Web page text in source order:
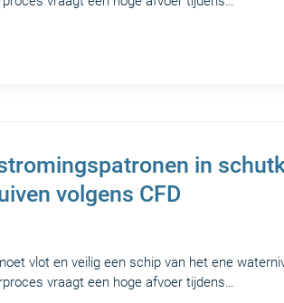
in
volgens CFD
vlot en veilig een schip van het ene
vraagt een hoge afvoer tijdens…